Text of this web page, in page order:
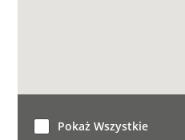
Pokaż Wszystkie